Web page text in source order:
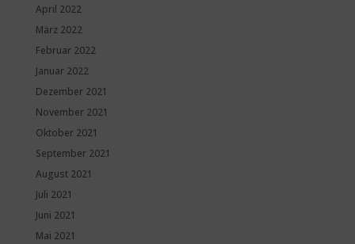
April 2022
März 2022
Februar 2022
Januar 2022
Dezember 2021
November 2021
Oktober 2021
September 2021
August 2021
Juli 2021
Juni 2021
Mai 2021